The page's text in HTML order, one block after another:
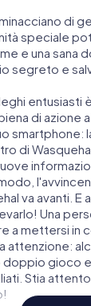
di
speciale
e una sana
segreto e
entusiasti
di azione
smartphone:
di
va avanti. E
Una
a mettersi in
attenzione:
gioco
Stia